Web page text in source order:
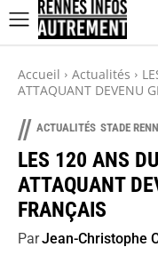
Accueil Actualités
ATTAQUANT DEVENU
// ACTUALITÉS STADE
LES 120 ANS
ATTAQUANT
FRANÇAIS
ParJean-Christophe